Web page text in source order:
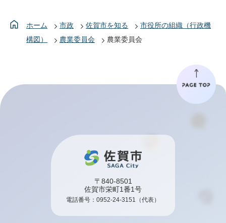
ホーム 市政 佐賀市を知る
市役所の組織（行政機
構図）
農業委員会 農業委員会
〒840-8501
佐賀市栄町1番1号
電話番号： 0952-24-3151 （代表）